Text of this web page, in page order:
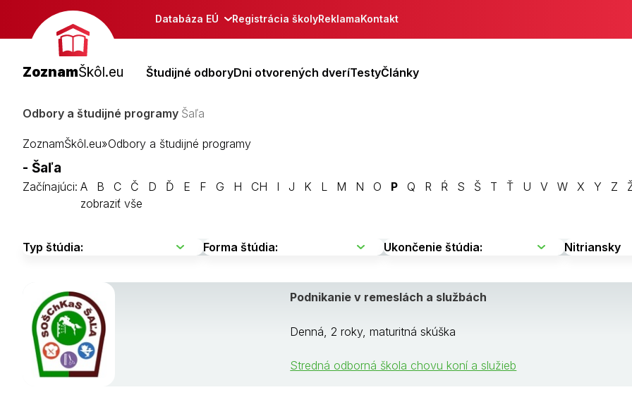
Databáza EÚ Registrácia školyReklamaKontakt
ZoznamŠkôl.eu Študijné odboryDni otvorených dveríTestyČlánky
Odbory a študijné programy Šaľa
ZoznamŠkôl.eu»Odbory a študijné programy
- Šaľa
Začínajúci: A B C Č D Ď E F G H CH I J K L M N O P Q R Ŕ S Š T Ť U V W X Y Z
zobraziť vše
Podnikanie v remeslách a službách
Denná, 2 roky, maturitná skúška
Stredná odborná škola chovu koní a služieb